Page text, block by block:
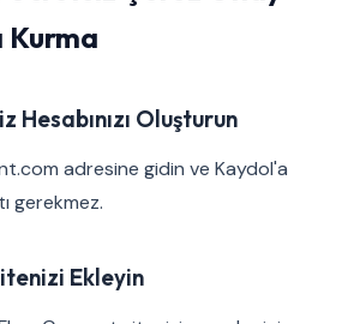
Kurma
Hesabınızı Oluşturun
adresine gidin ve Kaydol'a
gerekmez.
Ekleyin